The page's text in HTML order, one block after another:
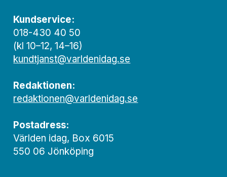
Kundservice:
018-430 40 50
(kl 10–12, 14–16)
kundtjanst@varldenidag.se
Redaktionen:
redaktionen@varldenidag.se
Postadress:
Världen idag, Box 6015
550 06 Jönköping